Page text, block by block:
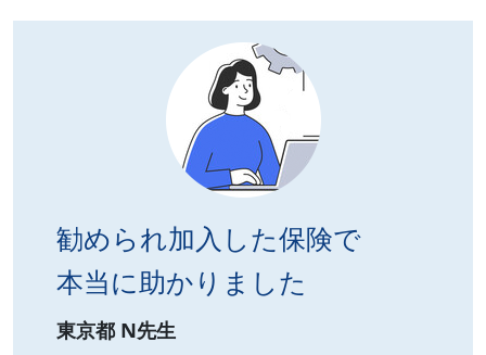
勧められ加入した保険で
本当に助かりました
東京都 N先生